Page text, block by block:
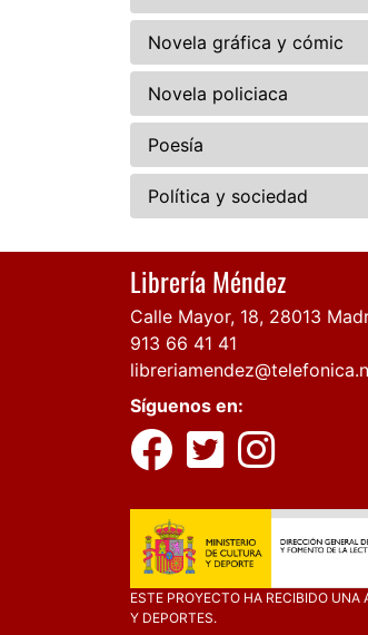
Novela gráfica y cómic
Novela policiaca
Poesía
Política y sociedad
Librería Méndez
Calle Mayor, 18, 28013
913 66 41 41
Síguenos en:
ESTE PROYECTO HA RECIBIDO
Y DEPORTES.